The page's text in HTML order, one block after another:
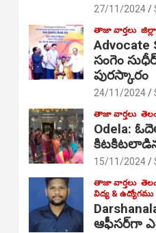
27/11/2024
తాజా వార్తలు
సంగెం
పురస్కారం
24/11/2024
తాజా వార్తలు
Odela:
15/11/2024
తాజా వార్తలు
విద్య & ఉద్యోగము
ఆఫీసర్‌గా